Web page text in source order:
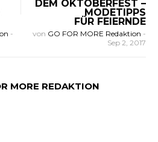
-
DEM OKTOBERFEST –
MODETIPPS
FÜR FEIERNDE
von GO FOR MORE Redaktion -
Sep 2, 2017
MORE REDAKTION